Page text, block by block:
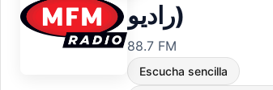
راديو)
88.7 FM
Escucha sencilla